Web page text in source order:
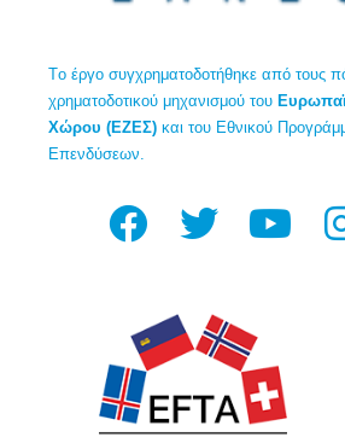
Tο έργο συγχρηματοδοτήθηκε από τους
χρηματοδοτικού μηχανισμού του
Χώρου (ΕΖΕΣ) και του Εθνικού
Επενδύσεων.